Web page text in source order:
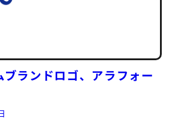
ブランドロゴ、アラフォー